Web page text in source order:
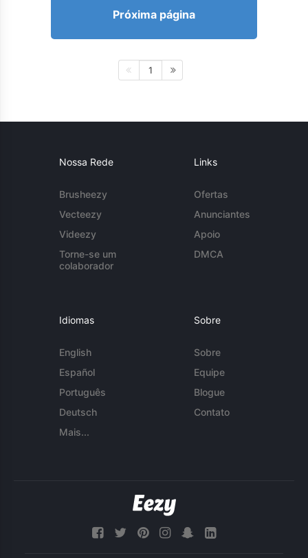
Próxima página
1
Nossa Rede
Brusheezy
Vecteezy
Videezy
Torne-se um
colaborador
Links
Ofertas
Anunciantes
Apoio
DMCA
Idiomas
English
Español
Português
Deutsch
Mais...
Sobre
Sobre
Equipe
Blogue
Contato